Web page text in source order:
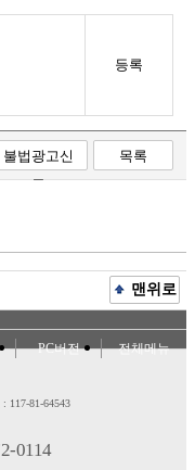
등록
불법광고신
고
목록
맨위로
PC버전 전체메뉴
117-81-64543
0114